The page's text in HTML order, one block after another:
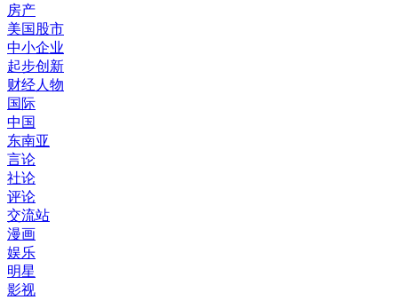
房产
美国股市
中小企业
起步创新
财经人物
国际
中国
东南亚
言论
社论
评论
交流站
漫画
娱乐
明星
影视